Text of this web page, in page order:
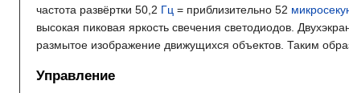
частота развёртки 50,2 Гц = приблизительно 52
высокая пиковая яркость свечения светодиодов.
размытое изображение движущихся объектов. Таким
Управление